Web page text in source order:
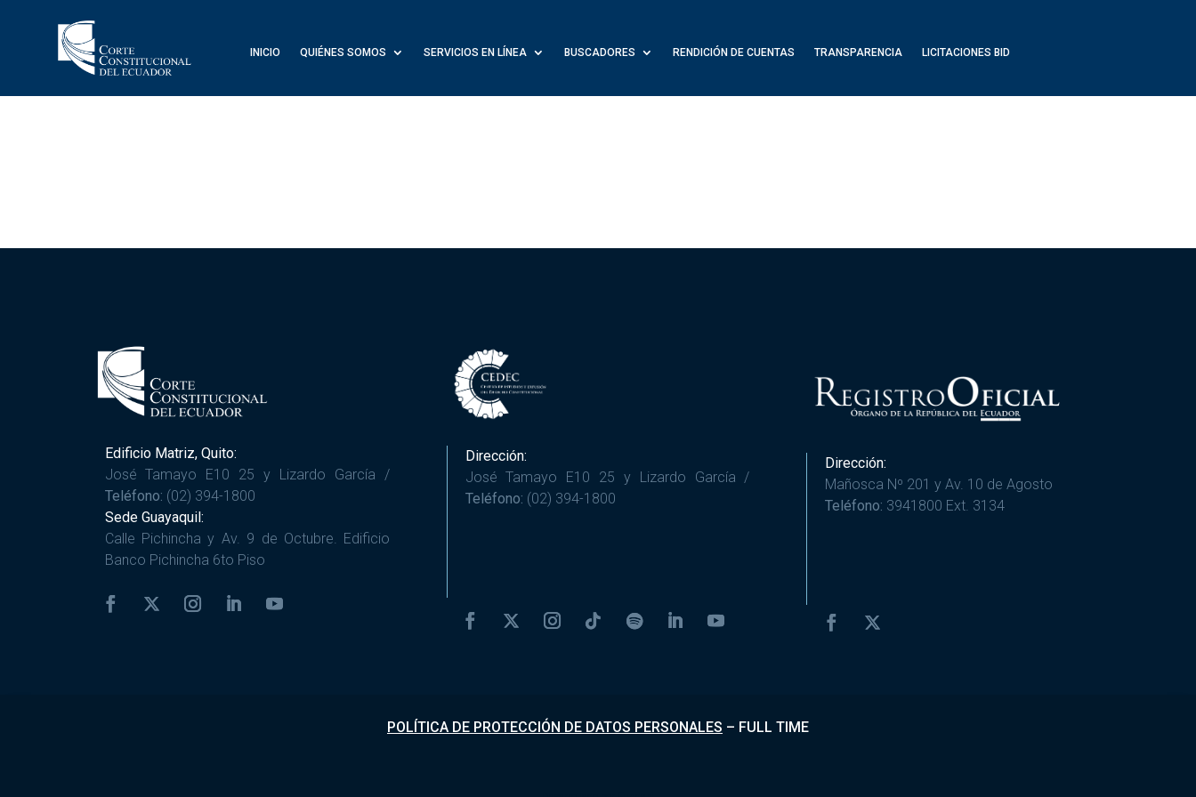
INICIO QUIÉNES SOMOS SERVICIOS EN LÍNEA BUSCADORES RENDICIÓN DE CUENTAS TRANSPARENCIA LICITACIONES BID
Edificio Matriz, Quito:
José Tamayo E10 25 y Lizardo García /
Teléfono: (02) 394-1800
Sede Guayaquil:
Calle Pichincha y Av. 9 de Octubre. Edificio
Banco Pichincha 6to Piso
Dirección:
José Tamayo E10 25 y Lizardo García /
Teléfono: (02) 394-1800
Dirección:
Mañosca Nº 201 y Av. 10 de Agosto
Teléfono: 3941800 Ext. 3134
POLÍTICA DE PROTECCIÓN DE DATOS PERSONALES – FULL TIME